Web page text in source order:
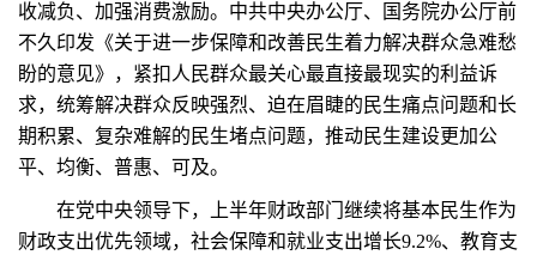
收减负、加强消费激励。中共中央办公厅、国务院办公厅前
不久印发《关于进一步保障和改善民生着力解决群众急难愁
盼的意见》，紧扣人民群众最关心最直接最现实的利益诉
求，统筹解决群众反映强烈、迫在眉睫的民生痛点问题和长
期积累、复杂难解的民生堵点问题，推动民生建设更加公
平、均衡、普惠、可及。
在党中央领导下，上半年财政部门继续将基本民生作为
财政支出优先领域，社会保障和就业支出增长9.2%、教育支